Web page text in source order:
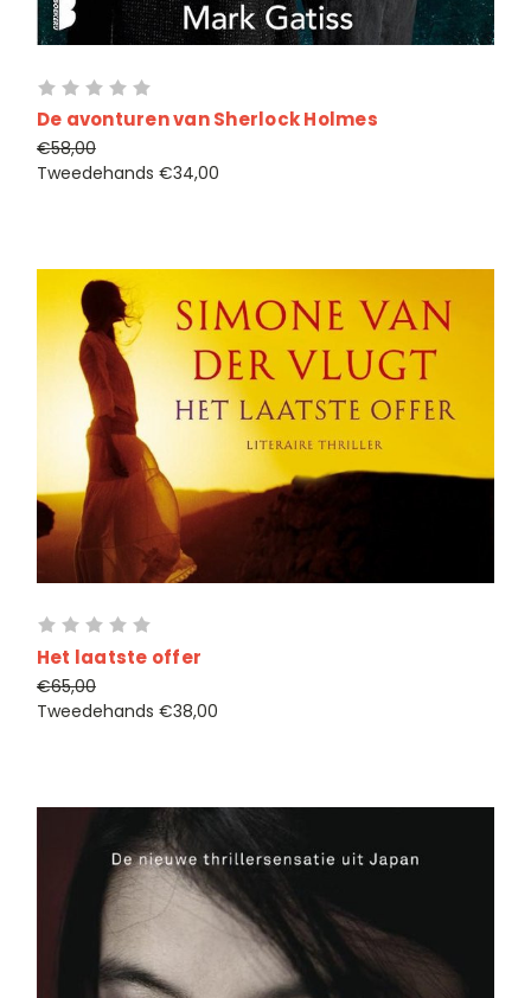
De avonturen van Sherlock Holmes
€58,00
Tweedehands €34,00
Het laatste offer
€65,00
Tweedehands €38,00